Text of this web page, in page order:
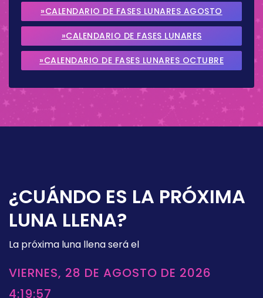
»CALENDARIO DE FASES LUNARES AGOSTO
2026
»CALENDARIO DE FASES LUNARES
SEPTIEMBRE 2026
»CALENDARIO DE FASES LUNARES OCTUBRE
¿CUÁNDO ES LA PRÓXIMA
LUNA LLENA?
La próxima luna llena será el
VIERNES, 28 DE AGOSTO DE 2026
4:19:57